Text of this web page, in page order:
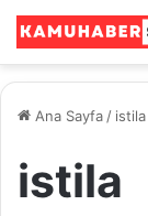
Ana Sayfa / istila
istila